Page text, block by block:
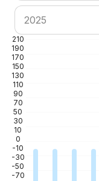
Търсене на държава
2025
210
190
170
150
130
110
90
70
50
30
10
0
-10
-30
-50
-70